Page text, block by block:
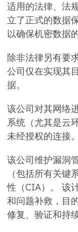
适用的法律、法
立了正式的数据
以确保机密数据
除非法律另有要
公司仅在实现其
据。
该公司对其网络
系统（尤其是云
未经授权的连接。
该公司维护漏洞
（包括所有关键
性（CIA）。 该
和问题补救，目
修复、验证和持